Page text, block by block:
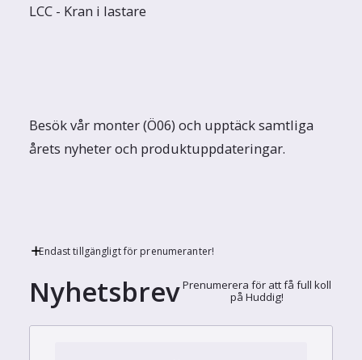
LCC - Kran i lastare
Besök vår monter (Ö06) och upptäck samtliga
årets nyheter och produktuppdateringar.
Endast tillgängligt för prenumeranter!
NyhetsbrevPrenumerera för att få full koll
på Huddig!